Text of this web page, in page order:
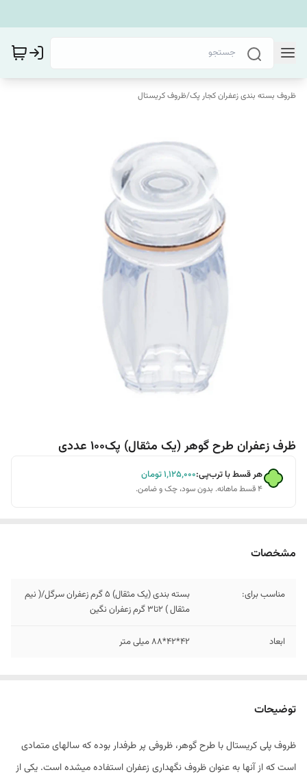
ظروف بسته بندی زعفران کجار پک/ظروف کریستال
ظرف زعفران طرح گوهر (یک مثقال) پک100 عددی
هر قسط با ترب‌پی:۱٬۱۲۵٬۰۰۰تومان
۴ قسط ماهانه. بدون سود، چک و ضامن.
مشخصات
مناسب برای:
بسته بندی (یک مثقال) 5 گرم زعفران سرگل/( نیم
مثقال ) 2تا3 گرم زعفران نگین
ابعاد 42*42*88 میلی متر
توضیحات
ظروف پلی کریستال با طرح گوهر، ظروفی پر طرفدار بوده که سالهای متمادی
است که از آنها به عنوان ظروف نگهداری زعفران استفاده میشده است. یکی از